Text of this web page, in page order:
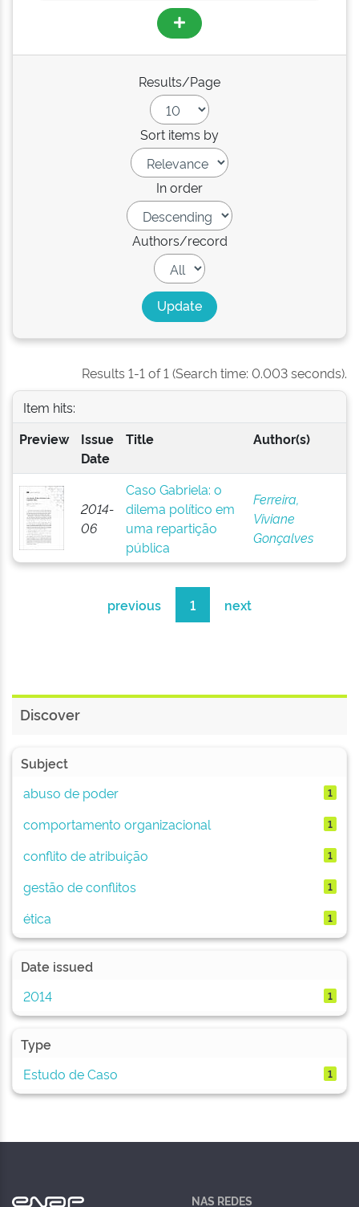
Results/Page
Sort items by
In order
Authors/record
Results 1-1 of 1 (Search time: 0.003 seconds).
Item hits:
Preview
Issue
Date
Title Author(s)
2014-
06
Caso Gabriela: o
dilema político em
uma repartição
pública
Ferreira,
Viviane
Gonçalves
previous 1 next
Discover
Subject
abuso de poder
1
comportamento organizacional 1
conflito de atribuição 1
gestão de conflitos 1
ética 1
Date issued
2014
1
Type
Estudo de Caso
1
NAS REDES